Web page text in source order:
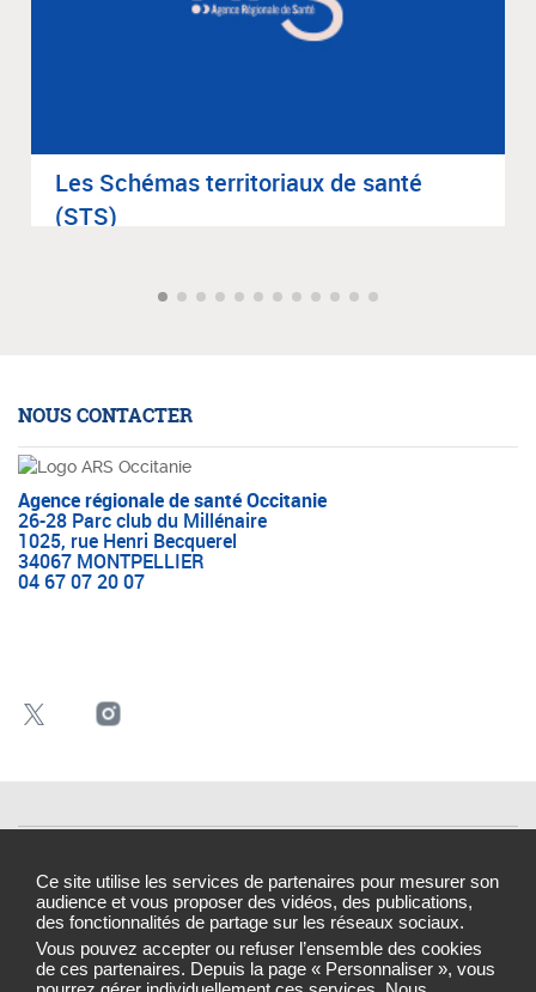
Ce site utilise les services de partenaires pour mesurer son
audience et vous proposer des vidéos, des publications,
des fonctionnalités de partage sur les réseaux sociaux.
Vous pouvez accepter ou refuser l’ensemble des cookies
de ces partenaires. Depuis la page « Personnaliser », vous
Les Sché­mas ter­ri­to­riaux de santé
(STS)
NOUS CONTACTER
Agence régionale de santé Occitanie
26-28 Parc club du Millénaire
1025, rue Henri Becquerel
34067 MONTPELLIER
04 67 07 20 07
Contacts
Cookies et traceurs
Gestion des cookies